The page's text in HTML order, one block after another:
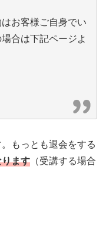
お客様ご自身でい
合は下記ページよ
もっとも退会をする
ます （受講する場合